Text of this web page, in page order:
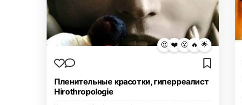
😍 ❤️ 😮 🔥 🌟
Пленительные красотки, гиперреалист
Hirothropologie